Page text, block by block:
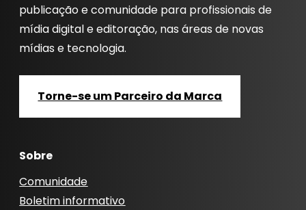
publicação e comunidade para profissionais de
mídia digital e editoração, nas áreas de novas
mídias e tecnologia.
Torne-se um Parceiro da Marca
Sobre
Comunidade
Boletim informativo